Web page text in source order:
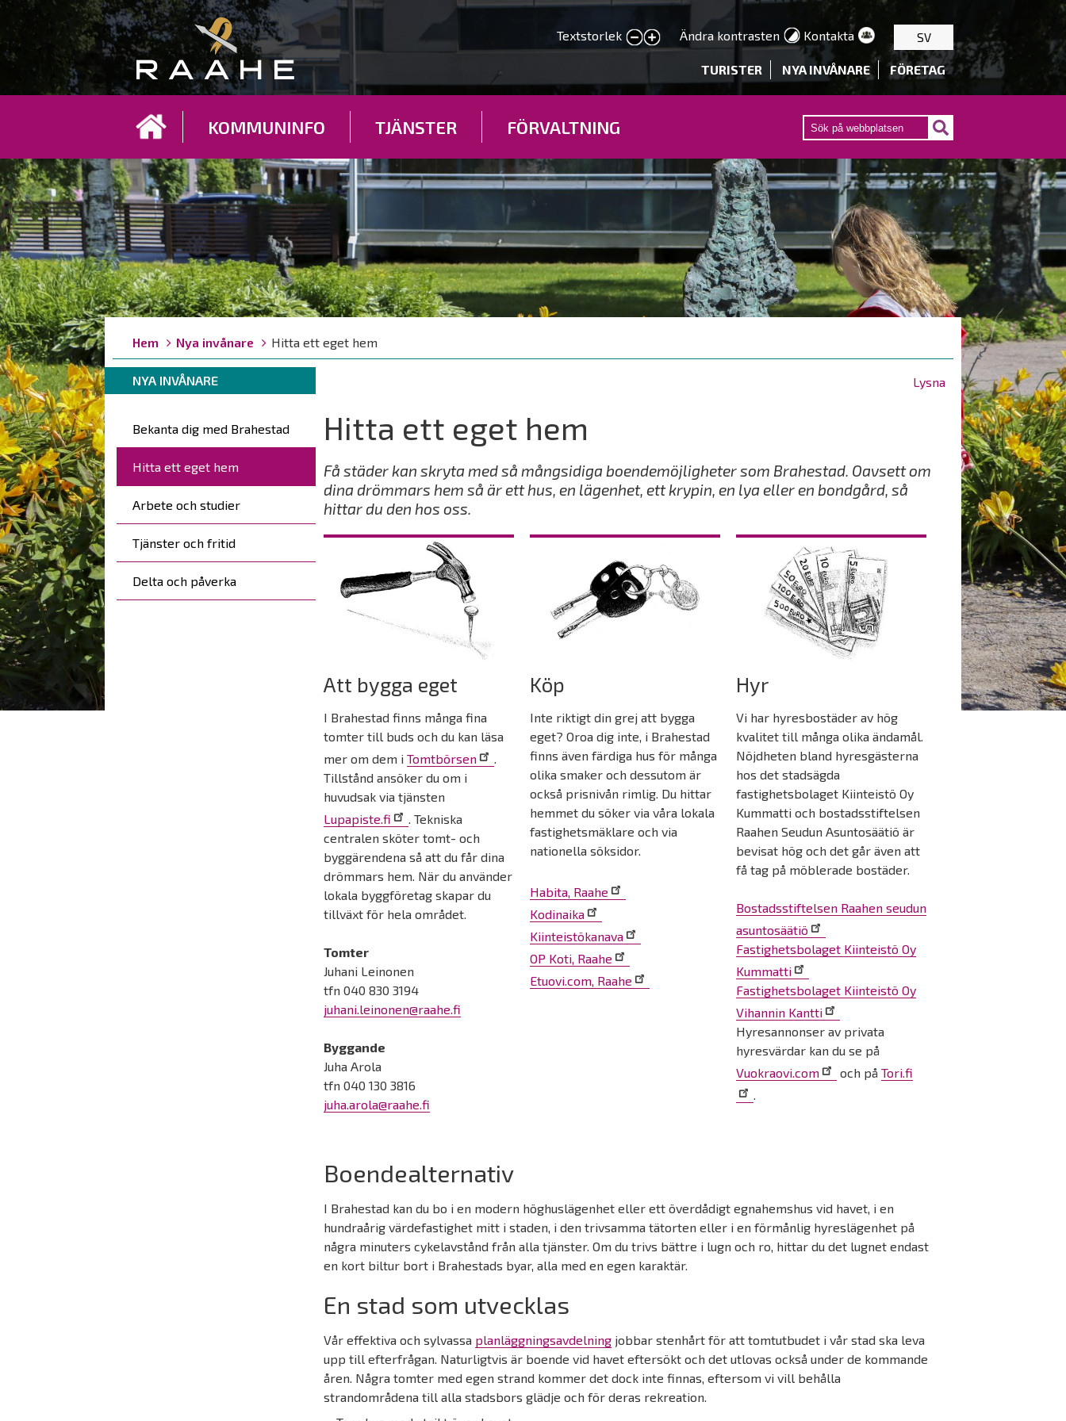
huvudinnehåll
Textstorlek
smaller text
larger text Ändra kontrasten Kontakta SV
Kohderyhmät TURISTER NYA INVÅNARE FÖRETAG
KOMMUNINFO TJÄNSTER FÖRVALTNING
Länkstigar
You
are
here:
Hem Nya invånare Hitta ett eget hem
Breadcrumbs
are
NYA INVÅNARE Lysna
Kohderyhmät
Bekanta dig med Brahestad
Hitta ett eget hem
Arbete och studier
Tjänster och fritid
Delta och påverka
Hitta ett eget hem
Få städer kan skryta med så mångsidiga boendemöjligheter som Brahestad. Oavsett om
dina drömmars hem så är ett hus, en lägenhet, ett krypin, en lya eller en bondgård, så
hittar du den hos oss.
Att bygga eget
I Brahestad finns många fina
tomter till buds och du kan läsa
mer om dem iTomtbörsen
.
Tillstånd ansöker du om i
huvudsak via tjänsten
Lupapiste.fi
. Tekniska
centralen sköter tomt- och
byggärendena så att du får dina
drömmars hem. När du använder
lokala byggföretag skapar du
tillväxt för hela området.
Tomter
Juhani Leinonen
tfn 040 830 3194
juhani.leinonen@raahe.fi
Byggande
Juha Arola
tfn 040 130 3816
juha.arola@raahe.fi
Köp
Inte riktigt din grej att bygga
eget? Oroa dig inte, i Brahestad
finns även färdiga hus för många
olika smaker och dessutom är
också prisnivån rimlig. Du hittar
hemmet du söker via våra lokala
fastighetsmäklare och via
nationella söksidor.
Habita, Raahe
Kodinaika
Kiinteistökanava
OP Koti, Raahe
Etuovi.com, Raahe
Hyr
Vi har hyresbostäder av hög
kvalitet till många olika ändamål.
Nöjdheten bland hyresgästerna
hos det stadsägda
fastighetsbolaget Kiinteistö Oy
Kummatti och bostadsstiftelsen
Raahen Seudun Asuntosäätiö är
bevisat hög och det går även att
få tag på möblerade bostäder.
Bostadsstiftelsen Raahen seudun
asuntosäätiö
Fastighetsbolaget Kiinteistö Oy
Kummatti
Fastighetsbolaget Kiinteistö Oy
Vihannin Kantti
Hyresannonser av privata
hyresvärdar kan du se på
Vuokraovi.com
och påTori.fi
.
Boendealternativ
I Brahestad kan du bo i en modern höghuslägenhet eller ett överdådigt egnahemshus vid havet, i en
hundraårig värdefastighet mitt i staden, i den trivsamma tätorten eller i en förmånlig hyreslägenhet på
några minuters cykelavstånd från alla tjänster. Om du trivs bättre i lugn och ro, hittar du det lugnet endast
en kort biltur bort i Brahestads byar, alla med en egen karaktär.
En stad som utvecklas
Vår effektiva och sylvassa planläggningsavdelning jobbar stenhårt för att tomtutbudet i vår stad ska leva
upp till efterfrågan. Naturligtvis är boende vid havet eftersökt och det utlovas också under de kommande
åren. Några tomter med egen strand kommer det dock inte finnas, eftersom vi vill behålla
strandområdena till alla stadsbors glädje och för deras rekreation.